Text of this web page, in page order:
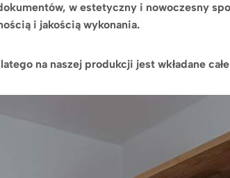
w estetyczny i nowoczesny
i jakością wykonania.
na naszej produkcji jest wkładane